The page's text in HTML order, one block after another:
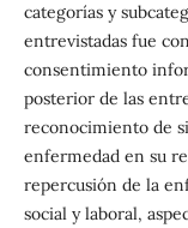
categorías y
entrevistadas fue
consentimiento
posterior de las
reconocimiento de
enfermedad en su
repercusión de la
social y laboral,